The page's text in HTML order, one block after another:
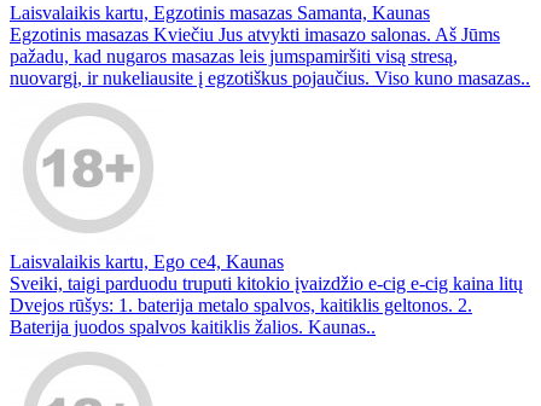
Laisvalaikis kartu, Egzotinis masazas Samanta, Kaunas
Egzotinis masazas Kviečiu Jus atvykti imasazo salonas. Aš Jūms
pažadu, kad nugaros masazas leis jumspamiršiti visą stresą,
nuovargį, ir nukeliausite į egzotiškus pojaučius. Viso kuno masazas..
Laisvalaikis kartu, Ego ce4, Kaunas
Sveiki, taigi parduodu truputi kitokio įvaizdžio e-cig e-cig kaina litų
Dvejos rūšys: 1. baterija metalo spalvos, kaitiklis geltonos. 2.
Baterija juodos spalvos kaitiklis žalios. Kaunas..